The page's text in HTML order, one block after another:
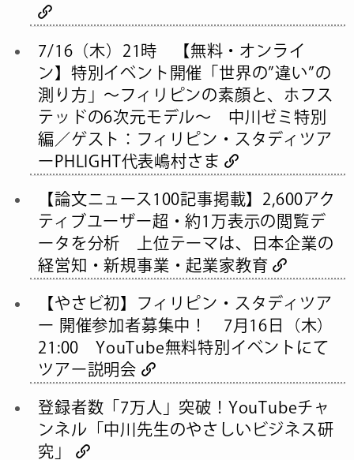
7/16（木）21時 【無料・オンライ
ン】特別イベント開催「世界の”違い”の
測り方」〜フィリピンの素顔と、ホフス
テッドの6次元モデル〜 中川ゼミ特別
編／ゲスト：フィリピン・スタディツア
ーPHLIGHT代表嶋村さま
【論文ニュース100記事掲載】2,600アク
ティブユーザー超・約1万表示の閲覧デ
ータを分析 上位テーマは、日本企業の
経営知・新規事業・起業家教育
【やさビ初】フィリピン・スタディツア
ー 開催参加者募集中！ 7月16日（木）
21:00 YouTube無料特別イベントにて
ツアー説明会
登録者数「7万人」突破！YouTubeチャ
ンネル「中川先生のやさしいビジネス研
究」